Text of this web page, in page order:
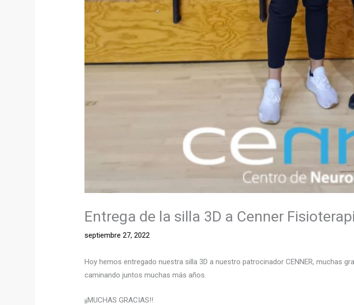
Entrega de la silla 3D a Cenner
septiembre 27, 2022
Hoy hemos entregado nuestra silla 3D a nuestro patrocinador CENNER, muchas
caminando juntos muchas más años.
¡¡MUCHAS GRACIAS!!